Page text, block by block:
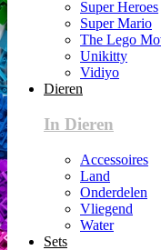
Super Heroes
Super Mario
The Lego
Unikitty
Vidiyo
Dieren
In Dieren
Accessoires
Land
Onderdelen
Vliegend
Water
Sets